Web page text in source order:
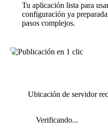
Tu aplicación lista para
configuración ya
pasos complejos.
Ubicación de servidor
Verificando...